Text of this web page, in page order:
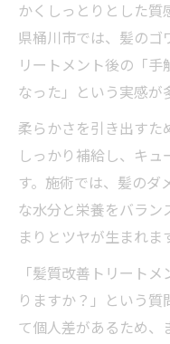
かくしっとりとした質
県桶川市では、髪のゴ
リートメント後の「手
なった」という実感が
柔らかさを引き出すた
しっかり補給し、キ
す。施術では、髪のダ
な水分と栄養をバラン
まりとツヤが生まれま
「髪質改善トリート
りますか？」という
て個人差があるため、